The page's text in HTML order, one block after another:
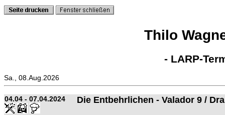
Thilo
- LARP-
Sa., 08.Aug.2026
04.04 - 07.04.2024 Die Entbehrlichen - Valador 9 /